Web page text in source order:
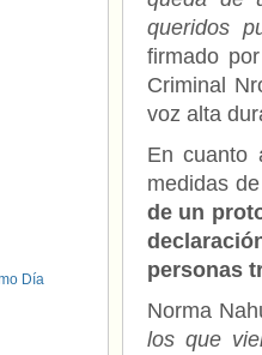
queridos
firmado
Criminal
voz alta
En cuanto
medidas
de un
personas
Norma
los que
Día